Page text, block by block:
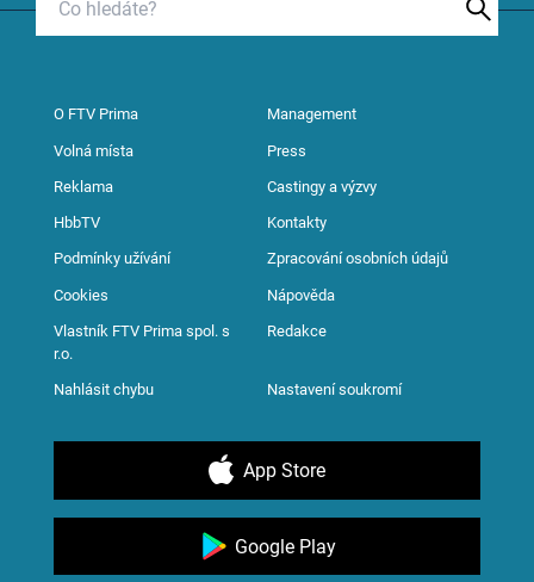
O FTV Prima Management
Volná místa Press
Reklama Castingy a výzvy
HbbTV Kontakty
Podmínky užívání Zpracování osobních údajů
Cookies Nápověda
Vlastník FTV Prima spol. s
r.o.
Redakce
Nahlásit chybu Nastavení soukromí
App Store
Google Play